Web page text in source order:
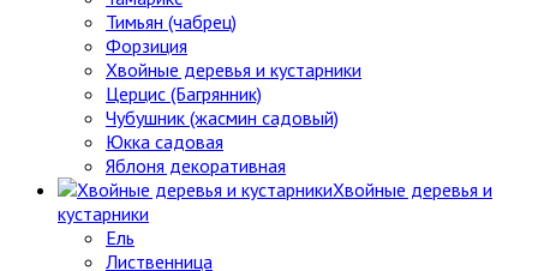
Тимьян (чабрец)
Форзиция
Хвойные деревья и кустарники
Церцис (Багрянник)
Чубушник (жасмин садовый)
Юкка садовая
Яблоня декоративная
Хвойные деревья и
кустарники
Ель
Лиственница